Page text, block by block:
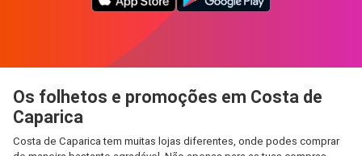
Os folhetos e promoções em Costa de
Caparica
Costa de Caparica tem muitas lojas diferentes, onde podes comprar